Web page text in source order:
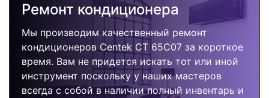
Ремонт кондиционера
Мы производим качественный ремонт
кондиционеров Centek CT 65C07 за короткое
время. Вам не придется искать тот или иной
инструмент поскольку у наших мастеров
всегда с собой в наличии полный инвентарь и